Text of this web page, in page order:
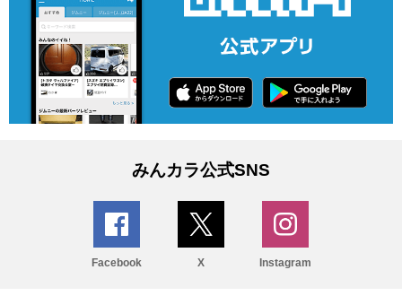
みんカラ公式SNS
Facebook X Instagram